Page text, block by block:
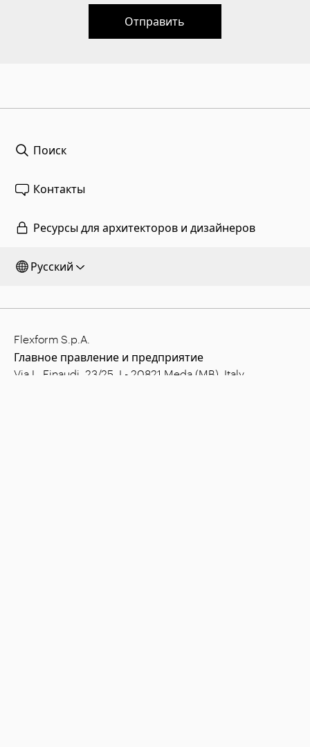
Отправить
Поиск
Контакты
Ресурсы для архитекторов и дизайнеров
Русский
Flexform S.p.A.
Главное правление и предприятие
Via L. Einaudi, 23/25, I - 20821 Meda (MB), Italy